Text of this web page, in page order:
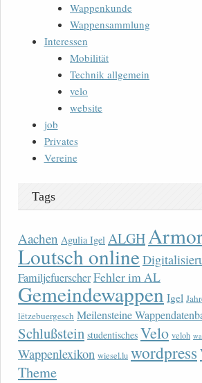
Wappenkunde
Wappensammlung
Interessen
Mobilität
Technik allgemein
velo
website
job
Privates
Vereine
Tags
Aachen Agulia Igel ALGH
Loutsch online
FamiljefuerscherFehler im AL
Gemeindewappen Igel
lëtzebuergesch Meilensteine
Schlußstein studentisches Velo veloh
Wappenlexikon wiesel.lu wordpress
Theme